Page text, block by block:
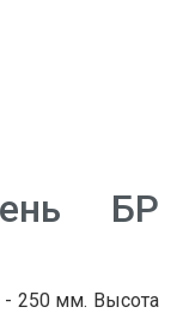
БР
250 мм. Высота